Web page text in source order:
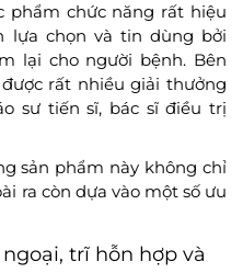
phẩm chức năng rất hiệu
lựa chọn và tin dùng bởi
lại cho người bệnh. Bên
rất nhiều giải thưởng
sư tiến sĩ, bác sĩ điều trị
sản phẩm này không chỉ
ra còn dựa vào một số ưu
trĩ hỗn hợp và